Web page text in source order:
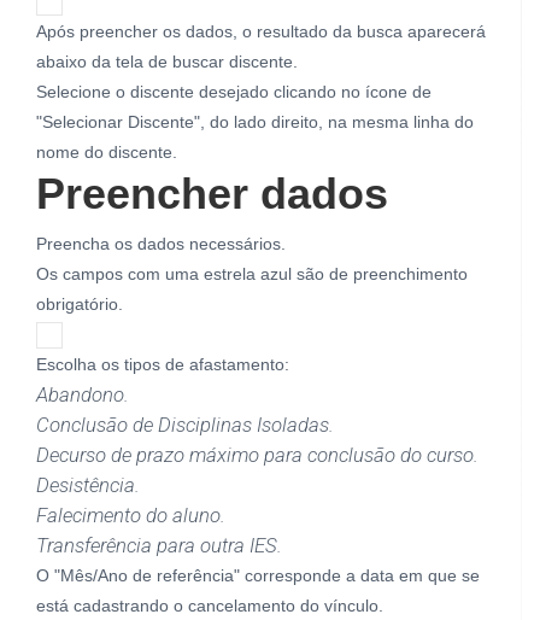
Após preencher os dados, o resultado da busca aparecerá
abaixo da tela de buscar discente.
Selecione o discente desejado clicando no ícone de
"Selecionar Discente", do lado direito, na mesma linha do
nome do discente.
Preencher dados
Preencha os dados necessários.
Os campos com uma estrela azul são de preenchimento
obrigatório.
Escolha os tipos de afastamento:
Abandono.
Conclusão de Disciplinas Isoladas.
Decurso de prazo máximo para conclusão do curso.
Desistência.
Falecimento do aluno.
Transferência para outra IES.
O "Mês/Ano de referência" corresponde a data em que se
está cadastrando o cancelamento do vínculo.